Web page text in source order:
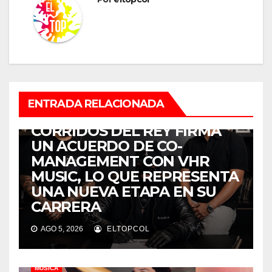
ENTRADA RELACIONADA
CORRIDOS DEL REY FIRMA
UN ACUERDO DE CO-
MANAGEMENT CON VHR
MUSIC, LO QUE REPRESENTA
UNA NUEVA ETAPA EN SU
CARRERA
AGO 5, 2026 ELTOPCOL
MÚSICA